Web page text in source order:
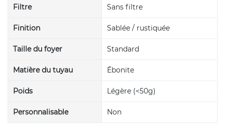
Filtre Sans filtre
Finition Sablée / rustiquée
Taille du foyer Standard
Matière du tuyau Ébonite
Poids Légère (<50g)
Personnalisable Non